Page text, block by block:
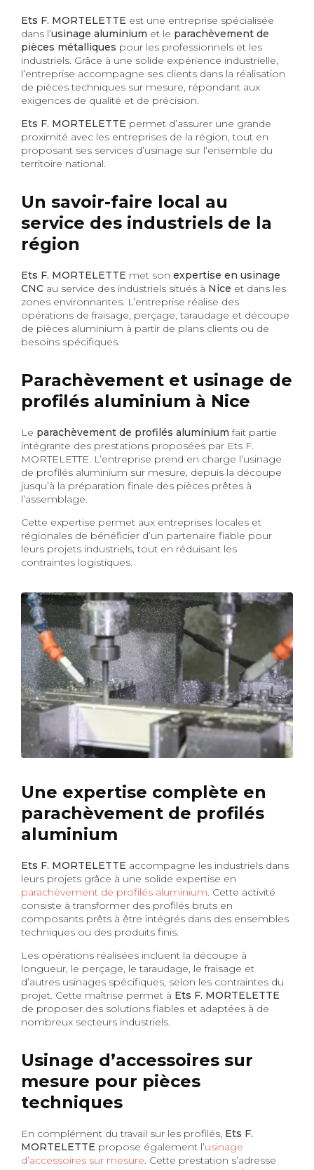
Ets F. MORTELETTE est une entreprise spécialisée
dans l’usinage aluminium et le parachèvement de
pièces métalliques pour les professionnels et les
industriels. Grâce à une solide expérience industrielle,
l’entreprise accompagne ses clients dans la réalisation
de pièces techniques sur mesure, répondant aux
exigences de qualité et de précision.
Ets F. MORTELETTE permet d’assurer une grande
proximité avec les entreprises de la région, tout en
proposant ses services d’usinage sur l’ensemble du
territoire national.
Un savoir-faire local au
service des industriels de la
région
Ets F. MORTELETTE met son expertise en usinage
CNC au service des industriels situés à Nice et dans les
zones environnantes. L’entreprise réalise des
opérations de fraisage, perçage, taraudage et découpe
de pièces aluminium à partir de plans clients ou de
besoins spécifiques.
Parachèvement et usinage de
profilés aluminium à Nice
Le parachèvement de profilés aluminium fait partie
intégrante des prestations proposées par Ets F.
MORTELETTE. L’entreprise prend en charge l’usinage
de profilés aluminium sur mesure, depuis la découpe
jusqu’à la préparation finale des pièces prêtes à
l’assemblage.
Cette expertise permet aux entreprises locales et
régionales de bénéficier d’un partenaire fiable pour
leurs projets industriels, tout en réduisant les
contraintes logistiques.
Une expertise complète en
parachèvement de profilés
aluminium
Ets F. MORTELETTE accompagne les industriels dans
leurs projets grâce à une solide expertise en
parachèvement de profilés aluminium. Cette activité
consiste à transformer des profilés bruts en
composants prêts à être intégrés dans des ensembles
techniques ou des produits finis.
Les opérations réalisées incluent la découpe à
longueur, le perçage, le taraudage, le fraisage et
d’autres usinages spécifiques, selon les contraintes du
projet. Cette maîtrise permet à Ets F. MORTELETTE
de proposer des solutions fiables et adaptées à de
nombreux secteurs industriels.
Usinage d’accessoires sur
mesure pour pièces
techniques
En complément du travail sur les profilés, Ets F.
MORTELETTE propose également l’usinage
d’accessoires sur mesure. Cette prestation s’adresse